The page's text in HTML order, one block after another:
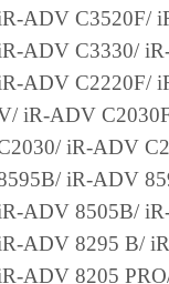
FOR
THEIR
LICENSORS
BUSINESS
ARISING
ADV C3520F/
ADV C3330/
ADV C2220F/
iR-ADV
iR-ADV
iR-ADV
ADV 8505B/
ADV 8295 B/
ADV 8205